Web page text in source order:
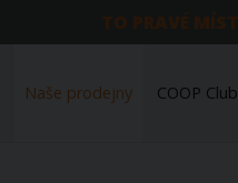
Naše prodejny COOP Club